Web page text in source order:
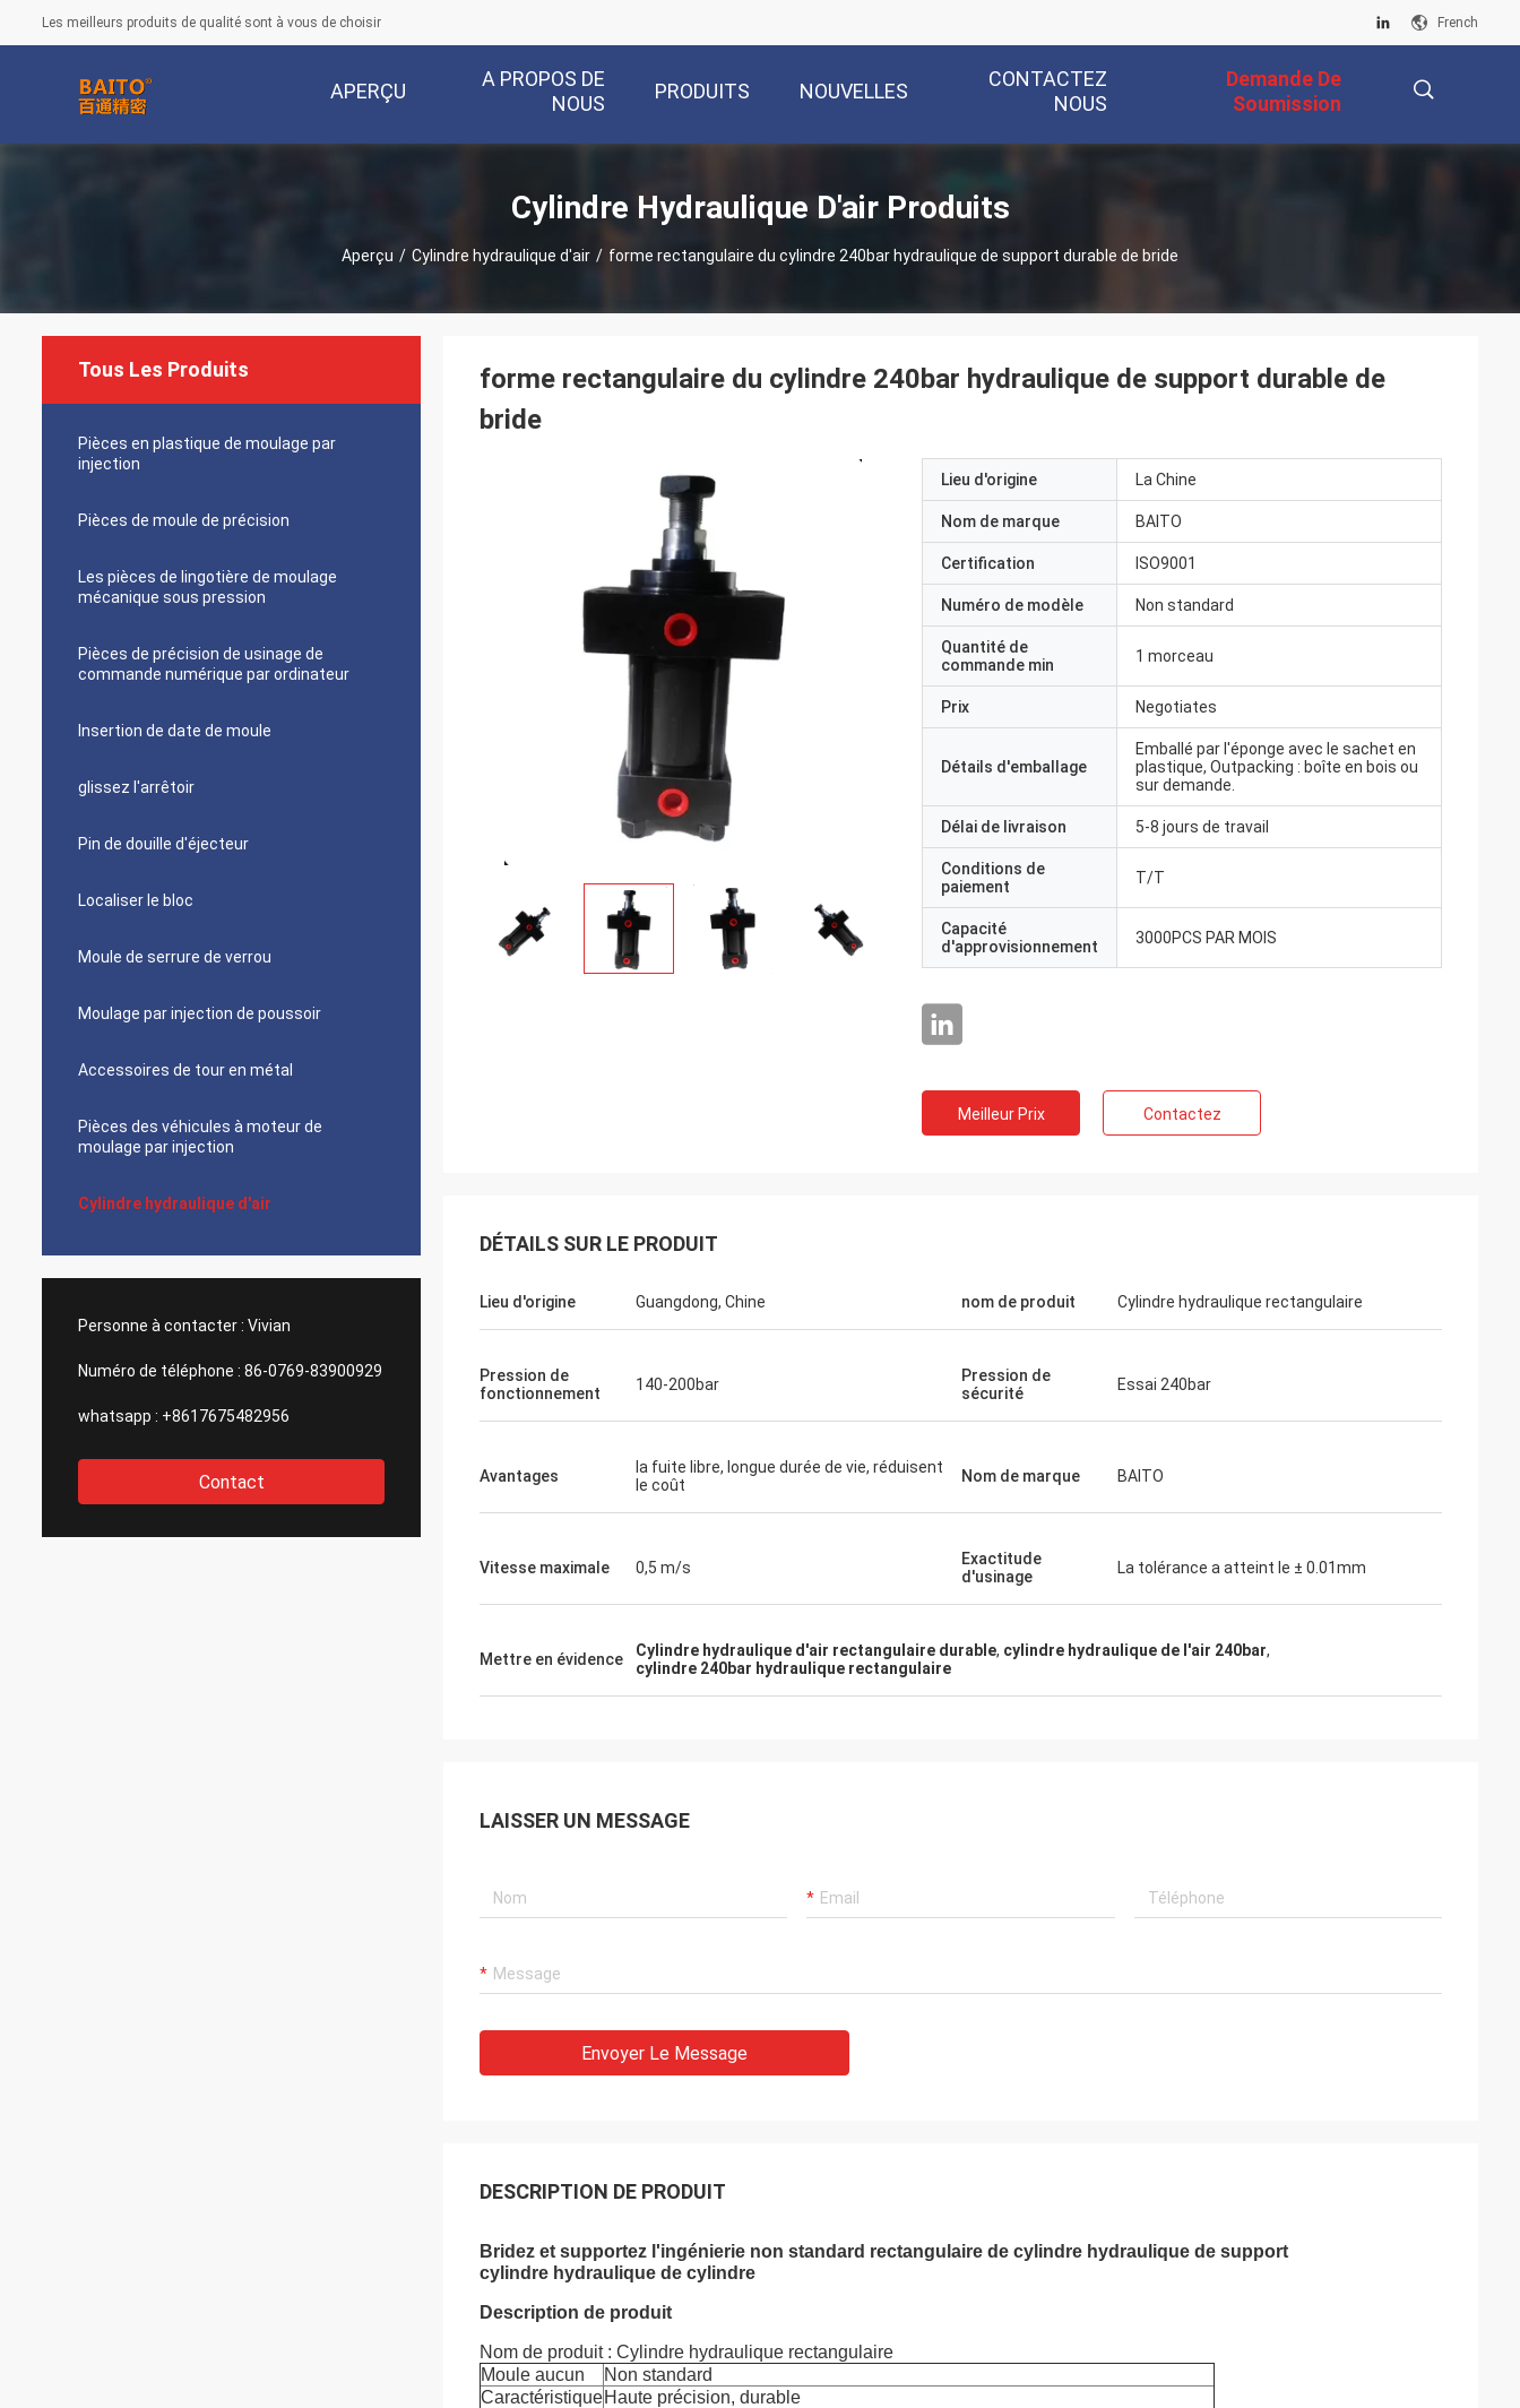
Les meilleurs produits de qualité sont à vous de choisir French
APERÇU
A PROPOS DE
NOUS
PRODUITS NOUVELLES
CONTACTEZ
NOUS
Demande De
Soumission
Cylindre Hydraulique D'air Produits
Aperçu / Cylindre hydraulique d'air / forme rectangulaire du cylindre 240bar hydraulique de support durable de bride
Tous Les Produits
Pièces en plastique de moulage par
injection
Pièces de moule de précision
Les pièces de lingotière de moulage
mécanique sous pression
Pièces de précision de usinage de
commande numérique par ordinateur
Insertion de date de moule
glissez l'arrêtoir
Pin de douille d'éjecteur
Localiser le bloc
Moule de serrure de verrou
Moulage par injection de poussoir
Accessoires de tour en métal
Pièces des véhicules à moteur de
moulage par injection
Cylindre hydraulique d'air
Personne à contacter : Vivian
Numéro de téléphone : 86-0769-83900929
whatsapp : +8617675482956
Contact
forme rectangulaire du cylindre 240bar hydraulique de support durable de
bride
Lieu d'origine La Chine
Nom de marque BAITO
Certification ISO9001
Numéro de modèle Non standard
Quantité de
commande min
1 morceau
Prix Negotiates
Détails d'emballage
Emballé par l'éponge avec le sachet en
plastique, Outpacking : boîte en bois ou
sur demande.
Délai de livraison 5-8 jours de travail
Conditions de
paiement
T/T
Capacité
d'approvisionnement
3000PCS PAR MOIS
Meilleur Prix Contactez
DÉTAILS SUR LE PRODUIT
Lieu d'origine Guangdong, Chine nom de produit Cylindre hydraulique rectangulaire
Pression de
fonctionnement
140-200bar
Pression de
sécurité
Essai 240bar
Avantages
la fuite libre, longue durée de vie, réduisent
le coût
Nom de marque BAITO
Vitesse maximale 0,5 m/s
Exactitude
d'usinage
La tolérance a atteint le ± 0.01mm
Mettre en évidence Cylindre hydraulique d'air rectangulaire durable, cylindre hydraulique de l'air 240bar,
cylindre 240bar hydraulique rectangulaire
LAISSER UN MESSAGE
Envoyer Le Message
DESCRIPTION DE PRODUIT
Bridez et supportez l'ingénierie non standard rectangulaire de cylindre hydraulique de support
cylindre hydraulique de cylindre
Description de produit
Nom de produit : Cylindre hydraulique rectangulaire
Moule aucun
Non standard
CaractéristiqueHaute précision, durable